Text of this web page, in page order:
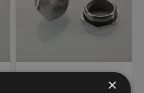
Blindprop - 6-kantet, M40
x 1,5mm med O-ring×